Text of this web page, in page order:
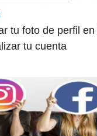
tu foto de perfil
tu cuenta